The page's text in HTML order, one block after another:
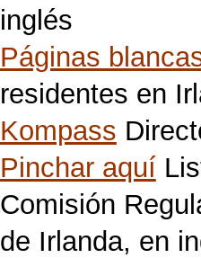
inglés
Páginas
residentes en
Kompass
Pinchar aquí
Comisión
de Irlanda, en